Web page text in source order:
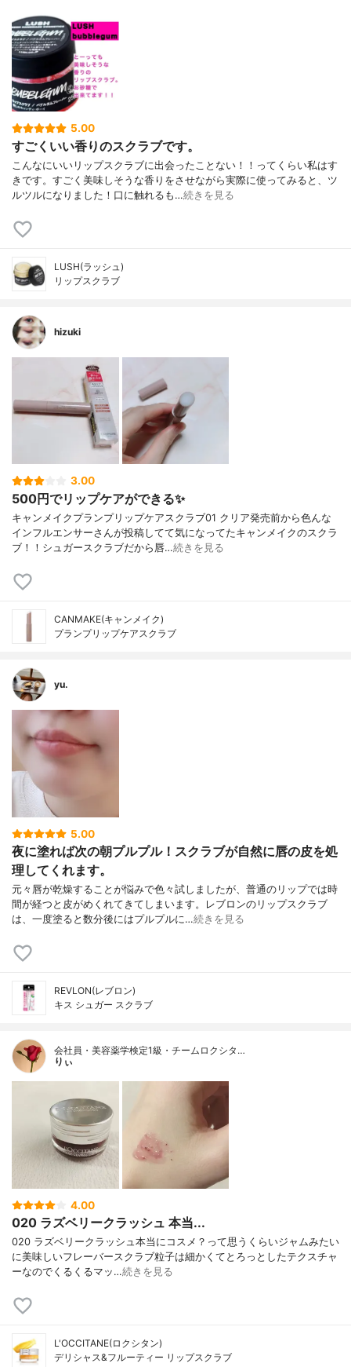
5.00
すごくいい香りのスクラブです。
こんなにいいリップスクラブに出会ったことない！！ってくらい私はす
きです。すごく美味しそうな香りをさせながら実際に使ってみると、ツ
ルツルになりました！口に触れるも…続きを見る
LUSH(ラッシュ)
リップスクラブ
hizuki
3.00
500円でリップケアができる✨
キャンメイクプランプリップケアスクラブ01 クリア発売前から色んな
インフルエンサーさんが投稿してて気になってたキャンメイクのスクラ
ブ！！シュガースクラブだから唇…続きを見る
CANMAKE(キャンメイク)
プランプリップケアスクラブ
yu.
5.00
夜に塗れば次の朝プルプル！スクラブが自然に唇の皮を処
理してくれます。
元々唇が乾燥することが悩みで色々試しましたが、普通のリップでは時
間が経つと皮がめくれてきてしまいます。レブロンのリップスクラブ
は、一度塗ると数分後にはプルプルに…続きを見る
REVLON(レブロン)
キス シュガー スクラブ
会社員・美容薬学検定1級・チームロクシタ…
りぃ
4.00
020 ラズベリークラッシュ 本当...
020 ラズベリークラッシュ本当にコスメ？って思うくらいジャムみたい
に美味しいフレーバースクラブ粒子は細かくてとろっとしたテクスチャ
ーなのでくるくるマッ…続きを見る
L'OCCITANE(ロクシタン)
デリシャス&フルーティー リップスクラブ